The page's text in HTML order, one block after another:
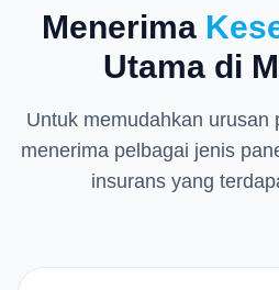
Menerima
Utama di
Untuk memudahkan urusan
menerima pelbagai jenis
insurans yang